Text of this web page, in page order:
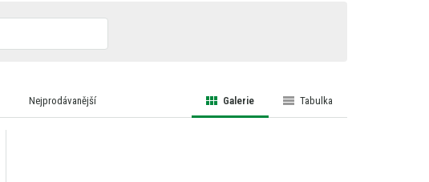
Nejprodávanější Tabulka
Galerie